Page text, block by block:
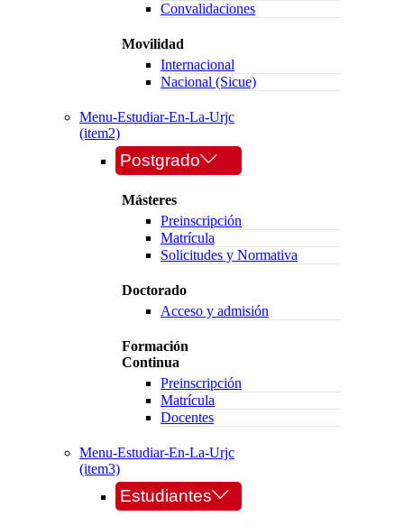
Convalidaciones
Movilidad
Internacional
Nacional (Sicue)
Menu-Estudiar-En-La-Urjc
(item2)
Postgrado
Másteres
Preinscripción
Matrícula
Solicitudes y Normativa
Doctorado
Acceso y admisión
Formación
Continua
Preinscripción
Matrícula
Docentes
Menu-Estudiar-En-La-Urjc
(item3)
Estudiantes